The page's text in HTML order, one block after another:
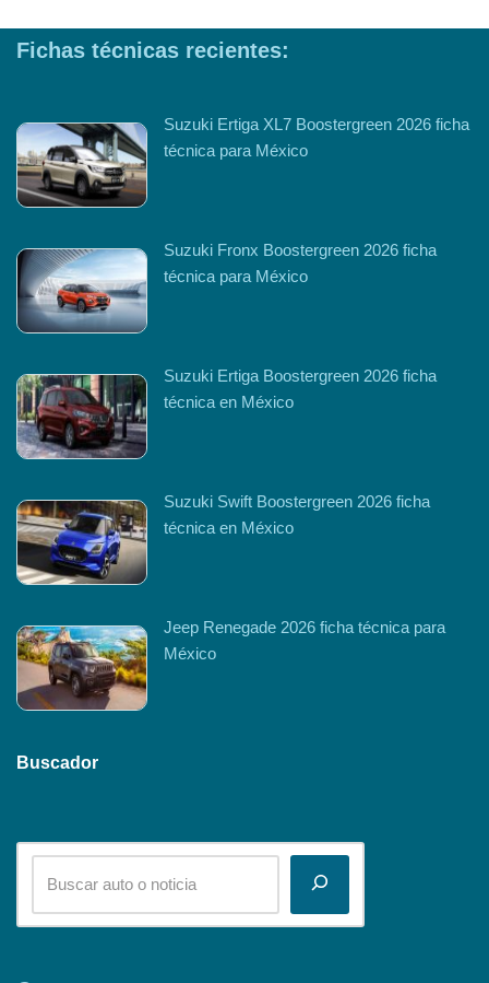
Fichas técnicas recientes:
Suzuki Ertiga XL7 Boostergreen 2026 ficha
técnica para México
Suzuki Fronx Boostergreen 2026 ficha
técnica para México
Suzuki Ertiga Boostergreen 2026 ficha
técnica en México
Suzuki Swift Boostergreen 2026 ficha
técnica en México
Jeep Renegade 2026 ficha técnica para
México
Buscador